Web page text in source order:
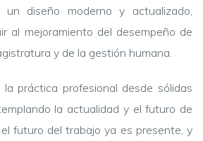
diseño moderno y actualizado,
al mejoramiento del desempeño de
y de la gestión humana.
la práctica profesional desde sólidas
la actualidad y el futuro de
futuro del trabajo ya es presente, y